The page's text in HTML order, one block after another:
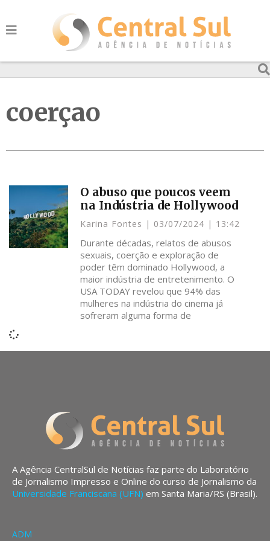
coerçao
O abuso que poucos veem
na Indústria de Hollywood
Karina Fontes 03/07/2024 13:42
Durante décadas, relatos de abusos
sexuais, coerção e exploração de
poder têm dominado Hollywood, a
maior indústria de entretenimento. O
USA TODAY revelou que 94% das
mulheres na indústria do cinema já
sofreram alguma forma de
A Agência CentralSul de Notícias faz parte do Laboratório
de Jornalismo Impresso e Online do curso de Jornalismo da
Universidade Franciscana (UFN) em Santa Maria/RS (Brasil).
ADM